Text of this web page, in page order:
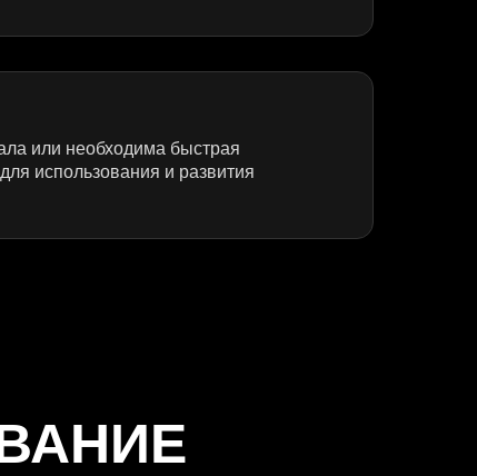
или необходима быстрая
использования и развития